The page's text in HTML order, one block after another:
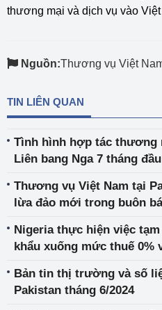
thương mại và dịch vụ vào Việt
Nguồn:Thương vụ Việt
TIN LIÊN QUAN
Tình hình hợp tác thương
Liên bang Nga 7 tháng
Thương vụ Việt Nam tại
lừa đảo mới trong buôn
Nigeria thực hiện việc
khẩu xuống mức thuế 0%
Bản tin thị trường và số
Pakistan tháng 6/2024